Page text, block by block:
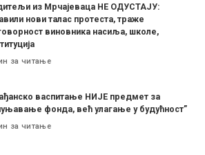
из Мрчајеваца НЕ ОДУСТАЈУ:
нови талас протеста, траже
виновника насиља, школе,
за читање
васпитање НИЈЕ предмет за
фонда, већ улагање у будућност”
за читање